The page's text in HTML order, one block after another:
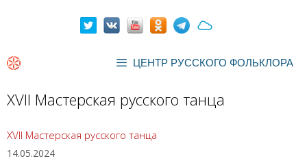
ЦЕНТР РУССКОГО ФОЛЬКЛОРА
XVII Мастерская русского танца
XVII Мастерская русского танца
14.05.2024